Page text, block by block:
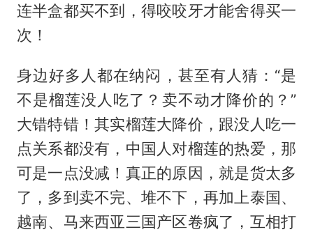
连半盒都买不到，得咬咬牙才能舍得买一
次！
身边好多人都在纳闷，甚至有人猜：“是
不是榴莲没人吃了？卖不动才降价的？”
大错特错！其实榴莲大降价，跟没人吃一
点关系都没有，中国人对榴莲的热爱，那
可是一点没减！真正的原因，就是货太多
了，多到卖不完、堆不下，再加上泰国、
越南、马来西亚三国产区卷疯了，互相打